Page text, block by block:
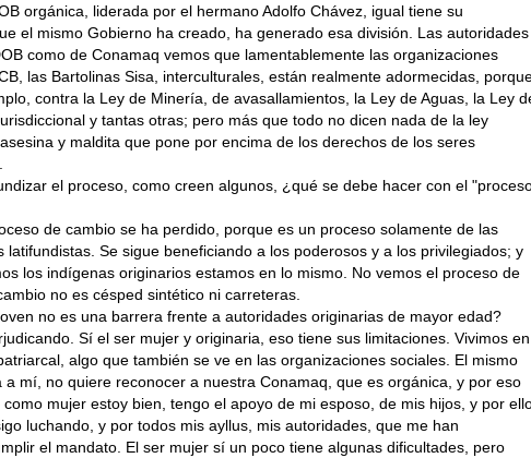
orgánica, liderada por el hermano Adolfo Chávez, igual tiene su
el mismo Gobierno ha creado, ha generado esa división. Las autoridades
como de Conamaq vemos que lamentablemente las organizaciones
las Bartolinas Sisa, interculturales, están realmente adormecidas,
contra la Ley de Minería, de avasallamientos, la Ley de Aguas, la Ley
y tantas otras; pero más que todo no dicen nada de la ley
y maldita que pone por encima de los derechos de los seres
el proceso, como creen algunos, ¿qué se debe hacer con el
de cambio se ha perdido, porque es un proceso solamente de las
latifundistas. Se sigue beneficiando a los poderosos y a los privilegiados; y
los indígenas originarios estamos en lo mismo. No vemos el proceso de
no es césped sintético ni carreteras.
no es una barrera frente a autoridades originarias de mayor edad?
Sí el ser mujer y originaria, eso tiene sus limitaciones. Vivimos en
algo que también se ve en las organizaciones sociales. El mismo
a mí, no quiere reconocer a nuestra Conamaq, que es orgánica, y por eso
mujer estoy bien, tengo el apoyo de mi esposo, de mis hijos, y por
luchando, y por todos mis ayllus, mis autoridades, que me han
el mandato. El ser mujer sí un poco tiene algunas dificultades, pero